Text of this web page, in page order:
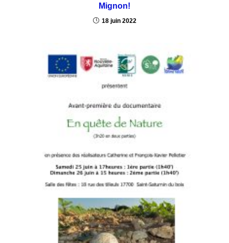
Mignon!
18 juin 2022